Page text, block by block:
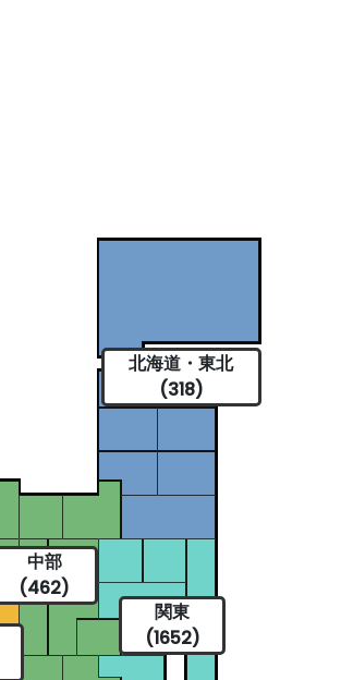
北海道・東北
(318)
関東
(1652)
中部
(462)